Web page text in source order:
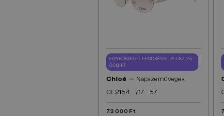
EGYFÓKUSZÚ LENCSÉVEL PLUSZ 25
000 FT
Chloé — Napszemüvegek
CE2154 - 717 - 57
73 000 Ft